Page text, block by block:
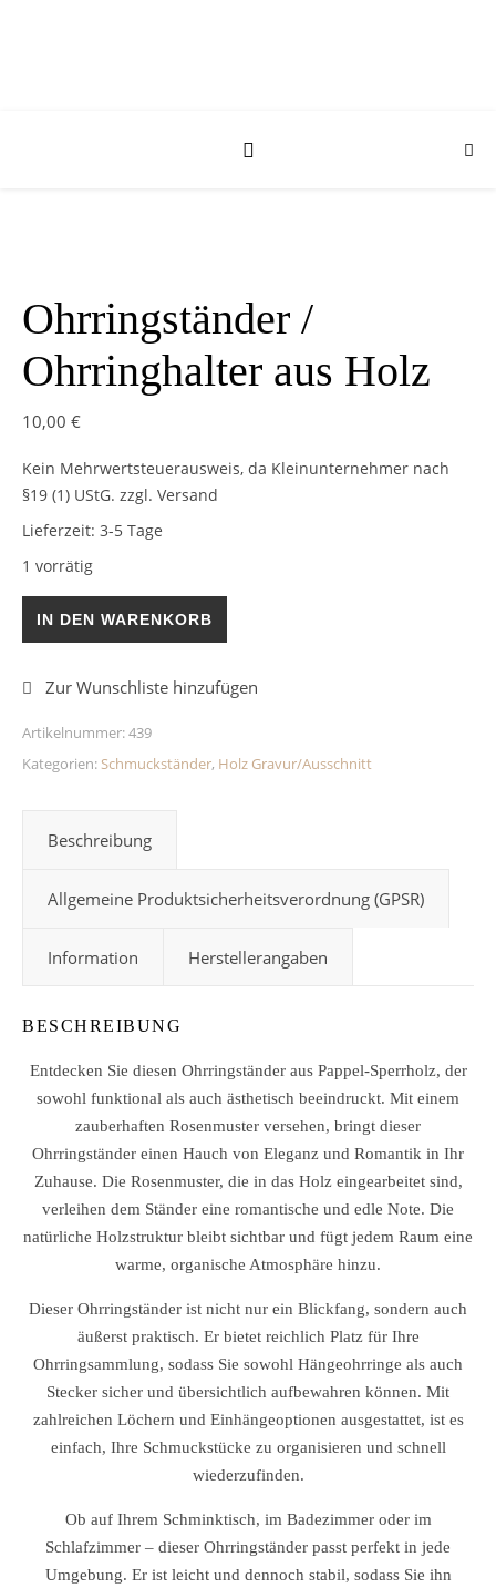
Ohrringständer /
Ohrringhalter aus Holz
10,00 €
Kein Mehrwertsteuerausweis, da Kleinunternehmer nach
§19 (1) UStG. zzgl. Versand
Lieferzeit: 3-5 Tage
1 vorrätig
Ohrringständer / Ohrringhalter aus Holz Menge
IN DEN WARENKORB
Artikelnummer:439
Kategorien: Schmuckständer, Holz Gravur/Ausschnitt
Beschreibung
Allgemeine Produktsicherheitsverordnung (GPSR)
Information Herstellerangaben
BESCHREIBUNG
Entdecken Sie diesen Ohrringständer aus Pappel-Sperrholz, der
sowohl funktional als auch ästhetisch beeindruckt. Mit einem
zauberhaften Rosenmuster versehen, bringt dieser
Ohrringständer einen Hauch von Eleganz und Romantik in Ihr
Zuhause. Die Rosenmuster, die in das Holz eingearbeitet sind,
verleihen dem Ständer eine romantische und edle Note. Die
natürliche Holzstruktur bleibt sichtbar und fügt jedem Raum eine
warme, organische Atmosphäre hinzu.
Dieser Ohrringständer ist nicht nur ein Blickfang, sondern auch
äußerst praktisch. Er bietet reichlich Platz für Ihre
Ohrringsammlung, sodass Sie sowohl Hängeohrringe als auch
Stecker sicher und übersichtlich aufbewahren können. Mit
zahlreichen Löchern und Einhängeoptionen ausgestattet, ist es
einfach, Ihre Schmuckstücke zu organisieren und schnell
wiederzufinden.
Ob auf Ihrem Schminktisch, im Badezimmer oder im
Schlafzimmer – dieser Ohrringständer passt perfekt in jede
Umgebung. Er ist leicht und dennoch stabil, sodass Sie ihn